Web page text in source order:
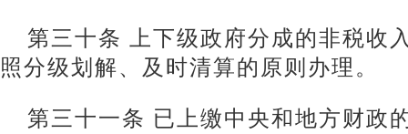
第三十条 上下级政府分成的非税收
照分级划解、及时清算的原则办理。
第三十一条 已上缴中央和地方财政